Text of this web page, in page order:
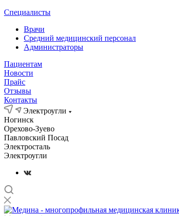
Специалисты
Врачи
Средний медицинский персонал
Администраторы
Пациентам
Новости
Прайс
Отзывы
Контакты
Электроугли
Ногинск
Орехово-Зуево
Павловский Посад
Электросталь
Электроугли